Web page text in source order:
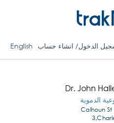
الدخول/ انشاء حساب English
Dr. John
الدموية
316 Calhoun St